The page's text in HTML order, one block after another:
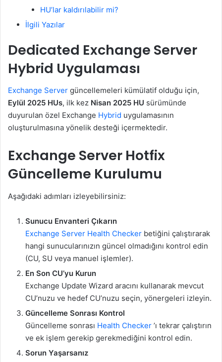
HU’lar kaldırılabilir mi?
İlgili Yazılar
Dedicated Exchange Server
Hybrid Uygulaması
Exchange Server güncellemeleri kümülatif olduğu için,
Eylül 2025 HUs, ilk kez Nisan 2025 HU sürümünde
duyurulan özel Exchange Hybrid uygulamasının
oluşturulmasına yönelik desteği içermektedir.
Exchange Server Hotfix
Güncelleme Kurulumu
Aşağıdaki adımları izleyebilirsiniz:
Sunucu Envanteri Çıkarın
Exchange Server Health Checker betiğini çalıştırarak
hangi sunucularınızın güncel olmadığını kontrol edin
(CU, SU veya manuel işlemler).
En Son CU’yu Kurun
Exchange Update Wizard aracını kullanarak mevcut
CU’nuzu ve hedef CU’nuzu seçin, yönergeleri izleyin.
Güncelleme Sonrası Kontrol
Güncelleme sonrası Health Checker ’ı tekrar çalıştırın
ve ek işlem gerekip gerekmediğini kontrol edin.
Sorun Yaşarsanız